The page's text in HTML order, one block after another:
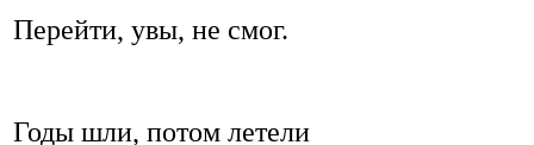
Перейти, увы, не смог.
Годы шли, потом летели